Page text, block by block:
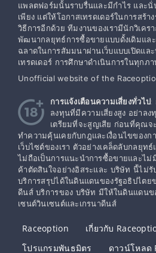
แพลตฟอร์มนั้นราบรื่นและมีกำไร และนั่
เพียง แต่ให้โอกาสเทรดเดอร์ในการสร้า
วิธีการอีกด้วย ทีมงานของเรามีนักวิเคร
พัฒนากลยุทธ์การซื้อขายแบบดั้งเดิมแล
ฉลาดในการสัมมนาผ่านเว็บแบบเปิดแล
เทรดเดอร์ การศึกษาดำเนินการในทุกภ
Unofficial website of the
การแจ้งเตือนความเสี่ยงทั่วไป:
ลงทุนที่มีความเสี่ยงสูง อย่าล
เตรียมที่จะสูญเสีย ก่อนที่คุณจ
ทำความคุ้นเคยกับกฎและเงื่อนไขของก
เว็บไซต์ของเรา ตัวอย่างเคล็ดลับกลยุท
ไม่ถือเป็นการแนะนำการซื้อขายและไ
ค้าตัดสินใจอย่างอิสระและ บริษัท นี้ไม่
บริการสรุปได้ในดินแดนของรัฐอธิปไตย
ดีนส์ บริการของ บริษัท มีให้ในดินแดนข
เซนต์วินเซนต์และเกรนาดีนส์
Raceoption
เกี่ยวกับ
โปรแกรมพันธมิตร
ดาวน์โหลด